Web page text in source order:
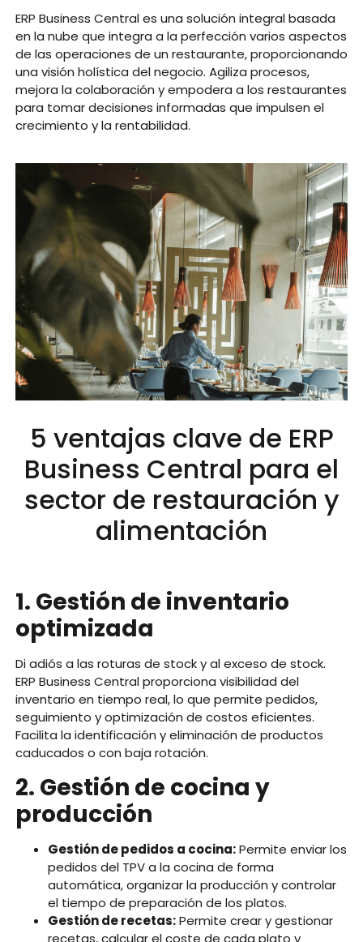
ERP Business Central es una solución integral basada
en la nube que integra a la perfección varios aspectos
de las operaciones de un restaurante, proporcionando
una visión holística del negocio. Agiliza procesos,
mejora la colaboración y empodera a los restaurantes
para tomar decisiones informadas que impulsen el
crecimiento y la rentabilidad.
5 ventajas clave de ERP
Business Central para el
sector de restauración y
alimentación
1. Gestión de inventario
optimizada
Di adiós a las roturas de stock y al exceso de stock.
ERP Business Central proporciona visibilidad del
inventario en tiempo real, lo que permite pedidos,
seguimiento y optimización de costos eficientes.
Facilita la identificación y eliminación de productos
caducados o con baja rotación.
2. Gestión de cocina y
producción
Gestión de pedidos a cocina:Permite enviar los
pedidos del TPV a la cocina de forma
automática, organizar la producción y controlar
el tiempo de preparación de los platos.
Gestión de recetas:Permite crear y gestionar
recetas, calcular el coste de cada plato y